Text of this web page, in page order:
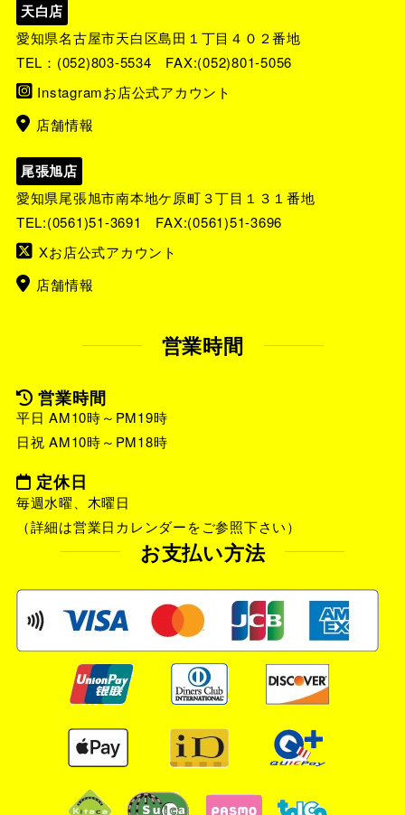
天白店
愛知県名古屋市天白区島田１丁目４０２番地
TEL： (052)803-5534 FAX:(052)801-5056
Instagramお店公式アカウント
店舗情報
尾張旭店
愛知県尾張旭市南本地ケ原町３丁目１３１番地
TEL:(0561)51-3691
FAX:(0561)51-3696
Xお店公式アカウント
店舗情報
営業時間
営業時間
平日 AM10時～PM19時
日祝 AM10時～PM18時
定休日
毎週水曜、木曜日
（詳細は営業日カレンダーをご参照下さい）
お支払い方法